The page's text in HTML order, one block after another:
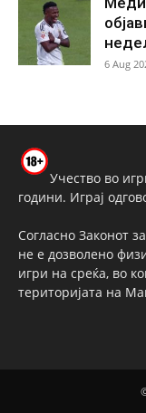
6 Aug
Учество во
години. Играј
Согласно Законот
не е дозволено
игри на среќа, во
територијата на